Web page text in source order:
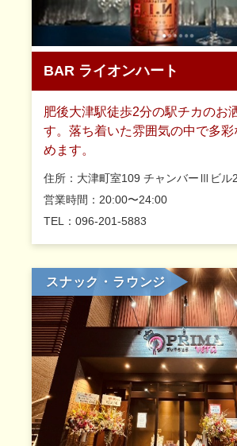
BAR ライオンハート
肥後大津駅徒歩2分の駅チカのお
す。落ち着いた雰囲気の中で多彩
めます。
住所：大津町室109 チャンバーⅢビル
営業時間：20:00〜24:00
TEL：096-201-5883
スナック・ラウンジ